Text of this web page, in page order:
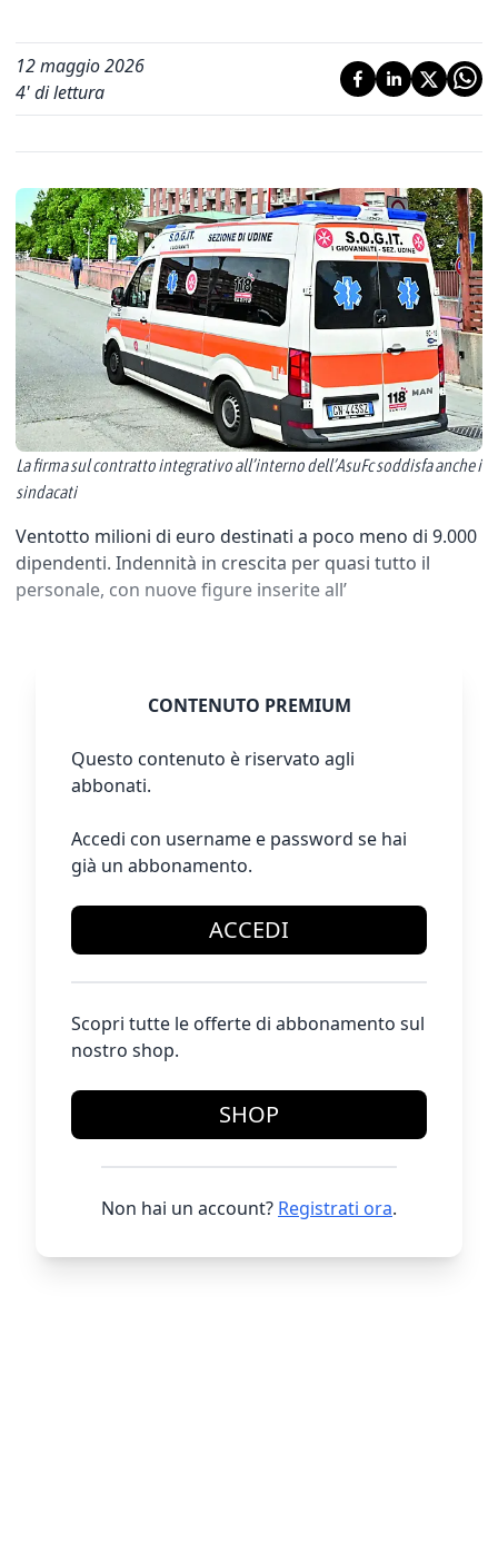
12 maggio 2026
4' di lettura
La firma sul contratto integrativo all’interno dell’AsuFc soddisfa anche i
sindacati
Ventotto milioni di euro destinati a poco meno di 9.000
dipendenti. Indennità in crescita per quasi tutto il
personale, con nuove figure inserite all’
CONTENUTO PREMIUM
Questo contenuto è riservato agli
abbonati.
Accedi con username e password se hai
già un abbonamento.
ACCEDI
Scopri tutte le offerte di abbonamento sul
nostro shop.
SHOP
Non hai un account? Registrati ora.